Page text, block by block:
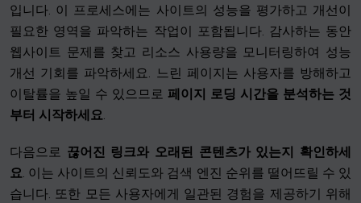
입니다. 이 프로세스에는 사이트의 성능을 평가하고 개선이
필요한 영역을 파악하는 작업이 포함됩니다. 감사하는 동안
웹사이트 문제를 찾고 리소스 사용량을 모니터링하여 성능
개선 기회를 파악하세요. 느린 페이지는 사용자를 방해하고
이탈률을 높일 수 있으므로 페이지 로딩 시간을 분석하는 것
부터 시작하세요.
다음으로 끊어진 링크와 오래된 콘텐츠가 있는지 확인하세
요. 이는 사이트의 신뢰도와 검색 엔진 순위를 떨어뜨릴 수 있
습니다. 또한 모든 사용자에게 일관된 경험을 제공하기 위해